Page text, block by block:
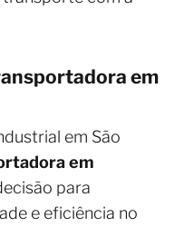
em
em São
em
para
e eficiência no